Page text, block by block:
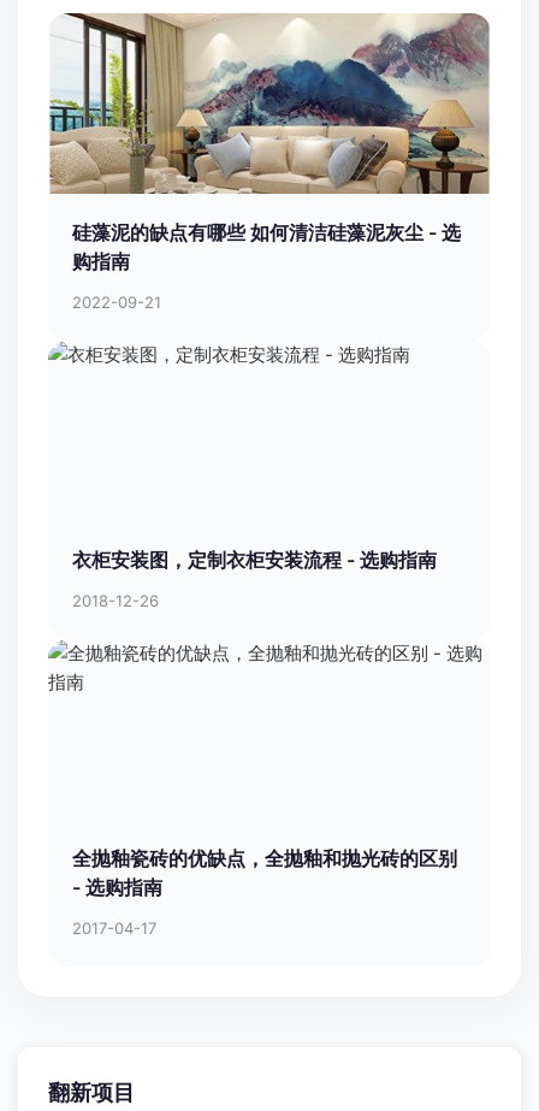
硅藻泥的缺点有哪些 如何清洁硅藻泥灰尘 - 选
购指南
2022-09-21
衣柜安装图，定制衣柜安装流程 - 选购指南
2018-12-26
全抛釉瓷砖的优缺点，全抛釉和抛光砖的区别
- 选购指南
2017-04-17
翻新项目